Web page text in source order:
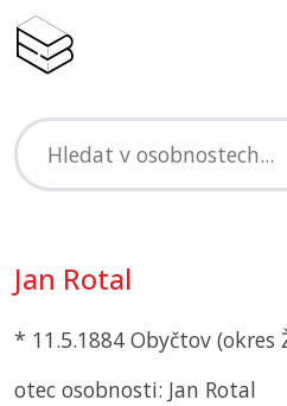
Jan Rotal
* 11.5.1884 Obyčtov (okres
otec osobnosti: Jan Rotal